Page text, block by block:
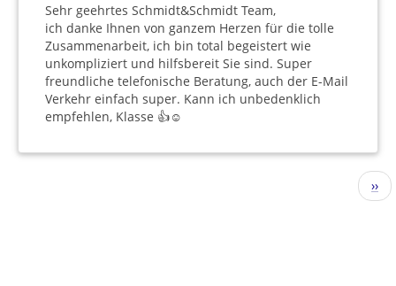
Sehr geehrtes Schmidt&Schmidt Team,
ich danke Ihnen von ganzem Herzen für die tolle
Zusammenarbeit, ich bin total begeistert wie
unkompliziert und hilfsbereit Sie sind. Super
freundliche telefonische Beratung, auch der E-Mail
Verkehr einfach super. Kann ich unbedenklich
empfehlen, Klasse 👍☺️
››